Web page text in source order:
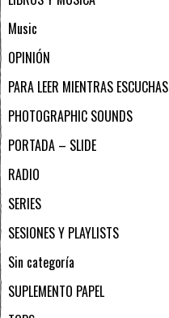
Music
OPINIÓN
PARA LEER MIENTRAS ESCUCHAS
PHOTOGRAPHIC SOUNDS
PORTADA – SLIDE
RADIO
SERIES
SESIONES Y PLAYLISTS
Sin categoría
SUPLEMENTO PAPEL